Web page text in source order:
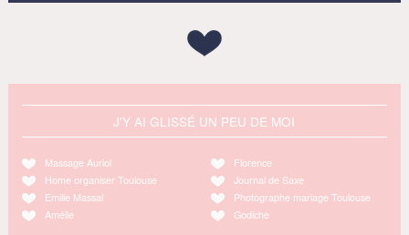
J'Y AI GLISSÉ UN PEU DE MOI
Massage Auriol
Home organiser Toulouse
Emilie Massal
Amélie
Florence
Journal de Saxe
Photographe mariage Toulouse
Godiche